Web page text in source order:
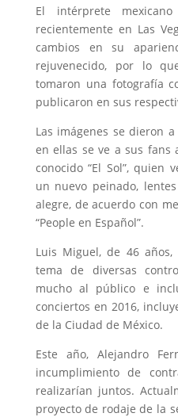
El intérprete
recientemente en Las
cambios en su
rejuvenecido, por lo
tomaron una fotografía
publicaron en sus
Las imágenes se dieron
en ellas se ve a sus fans
conocido “El Sol”, quien
un nuevo peinado,
alegre, de acuerdo con
“People en Español”.
Luis Miguel, de 46
tema de diversas
mucho al público e
conciertos en 2016,
de la Ciudad de México.
Este año, Alejandro
incumplimiento de
realizarían juntos.
proyecto de rodaje de la